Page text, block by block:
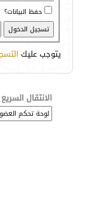
حفظ البيانات؟
يتوجب عليك
الانتقال السريع